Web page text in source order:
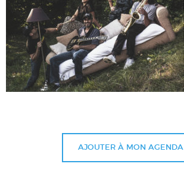
AJOUTER À MON AGENDA